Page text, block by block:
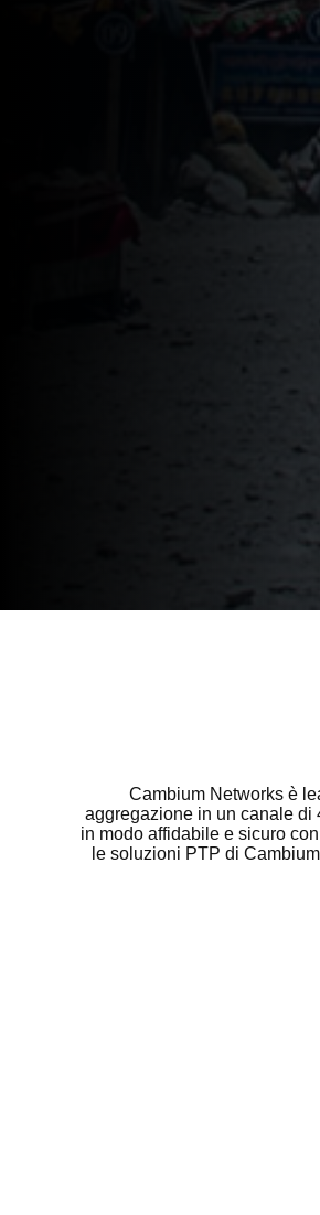
Cambium Networks è
aggregazione in un canale di
in modo affidabile e sicuro
le soluzioni PTP di